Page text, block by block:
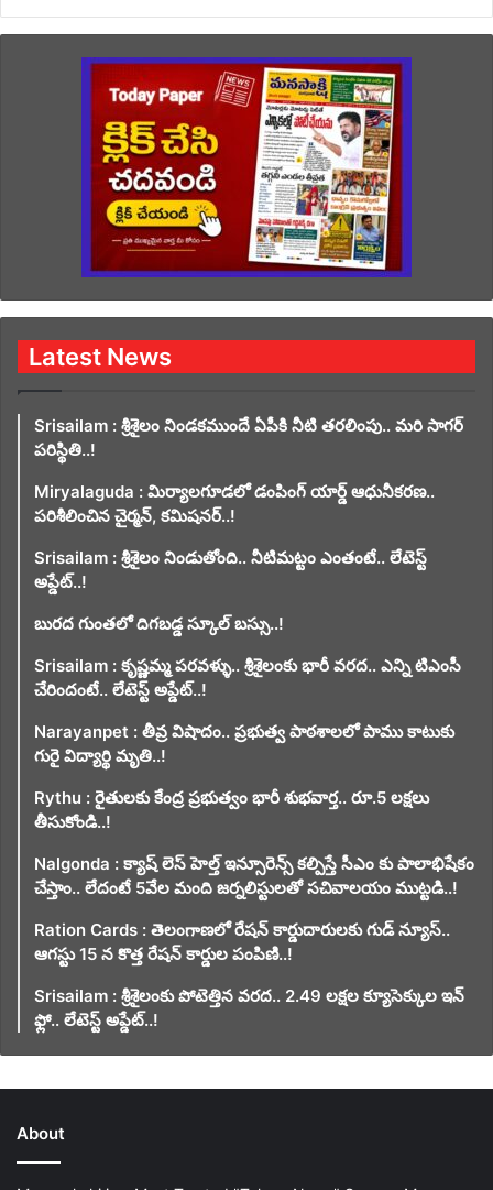
Latest News
Srisailam : శ్రీశైలం నిండకముందే ఏపీకి నీటి తరలింపు.. మరి సాగర్
పరిస్థితి..!
Miryalaguda : మిర్యాలగూడలో డంపింగ్ యార్డ్ ఆధునీకరణ..
పరిశీలించిన చైర్మన్, కమిషనర్..!
Srisailam : శ్రీశైలం నిండుతోంది.. నీటిమట్టం ఎంతంటే.. లేటెస్ట్
అప్డేట్..!
బురద గుంతలో దిగబడ్డ స్కూల్ బస్సు..!
Srisailam : కృష్ణమ్మ పరవళ్ళు.. శ్రీశైలంకు భారీ వరద.. ఎన్ని టిఎంసీ
చేరిందంటే.. లేటెస్ట్ అప్డేట్..!
Narayanpet : తీవ్ర విషాదం.. ప్రభుత్వ పాఠశాలలో పాము కాటుకు
గురై విద్యార్థి మృతి..!
Rythu : రైతులకు కేంద్ర ప్రభుత్వం భారీ శుభవార్త.. రూ.5 లక్షలు
తీసుకోండి..!
Nalgonda : క్యాష్ లెస్ హెల్త్ ఇన్సూరెన్స్ కల్పిస్తే సీఎం కు పాలాభిషేకం
చేస్తాం.. లేదంటే 5వేల మంది జర్నలిస్టులతో సచివాలయం ముట్టడి..!
Ration Cards : తెలంగాణలో రేషన్ కార్డుదారులకు గుడ్ న్యూస్..
ఆగస్టు 15 న కొత్త రేషన్ కార్డుల పంపిణి..!
Srisailam : శ్రీశైలంకు పోటెత్తిన వరద.. 2.49 లక్షల క్యూసెక్కుల ఇన్
ఫ్లో.. లేటెస్ట్ అప్డేట్..!
About